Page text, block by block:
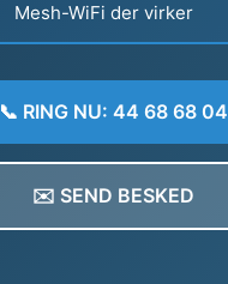
Mesh-WiFi der virker
📞 RING NU: 44 68 68 04
✉️ SEND BESKED